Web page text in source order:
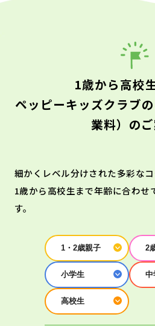
1歳から高校
ペッピーキッズクラブ
業料）の
細かくレベル分けされた多彩なコ
1歳から高校生まで年齢に合わせ
す。
1・2歳親子 2
小学生 中
高校生